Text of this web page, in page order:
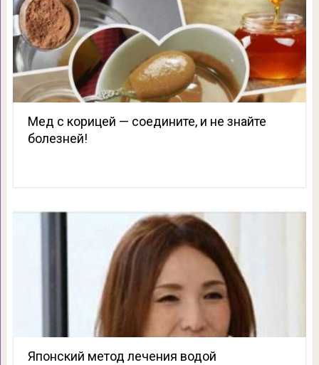
Мед с корицей — соедините, и не знайте
болезней!
Японский метод лечения водой